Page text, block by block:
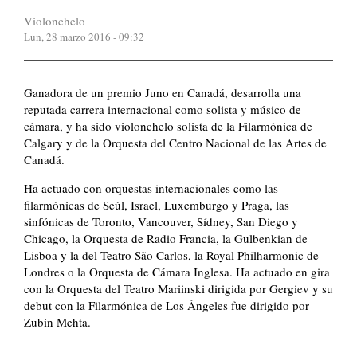
Violonchelo
Lun, 28 marzo 2016 - 09:32
Ganadora de un premio Juno en Canadá, desarrolla una
reputada carrera internacional como solista y músico de
cámara, y ha sido violonchelo solista de la Filarmónica de
Calgary y de la Orquesta del Centro Nacional de las Artes de
Canadá.
Ha actuado con orquestas internacionales como las
filarmónicas de Seúl, Israel, Luxemburgo y Praga, las
sinfónicas de Toronto, Vancouver, Sídney, San Diego y
Chicago, la Orquesta de Radio Francia, la Gulbenkian de
Lisboa y la del Teatro São Carlos, la Royal Philharmonic de
Londres o la Orquesta de Cámara Inglesa. Ha actuado en gira
con la Orquesta del Teatro Mariinski dirigida por Gergiev y su
debut con la Filarmónica de Los Ángeles fue dirigido por
Zubin Mehta.